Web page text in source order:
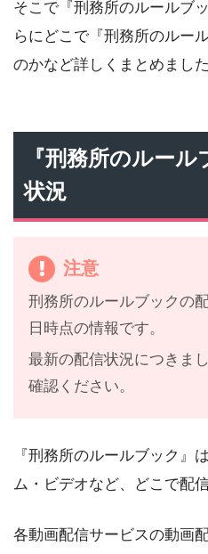
そこで『刑務所のルールブ
らにどこで『刑務所のルー
のかなど詳しくまとめました
『刑務所のルー
状況
注意
刑務所のルールブックの
日時点の情報です。
最新の配信状況につきま
確認ください。
『刑務所のルールブック』
ム・ビデオなど、どこで配
各動画配信サービスの動画